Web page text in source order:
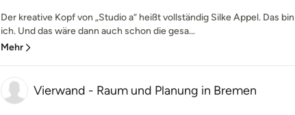
Der kreative Kopf von „Studio a“ heißt vollständig Silke Appel. Das bin
ich. Und das wäre dann auch schon die gesa...
Mehr
Vierwand - Raum und Planung in Bremen